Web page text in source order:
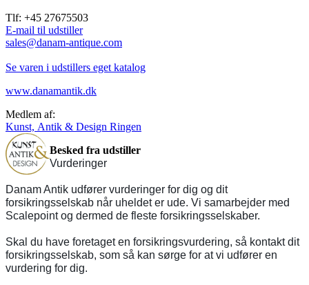
Tlf: +45 27675503
E-mail til udstiller
sales@danam-antique.com
Se varen i udstillers eget katalog
www.danamantik.dk
Medlem af:
Kunst, Antik & Design Ringen
Besked fra udstiller
Vurderinger
Danam Antik udfører vurderinger for dig og dit
forsikringsselskab når uheldet er ude. Vi samarbejder med
Scalepoint og dermed de fleste forsikringsselskaber.
Skal du have foretaget en forsikringsvurdering, så kontakt dit
forsikringsselskab, som så kan sørge for at vi udfører en
vurdering for dig.